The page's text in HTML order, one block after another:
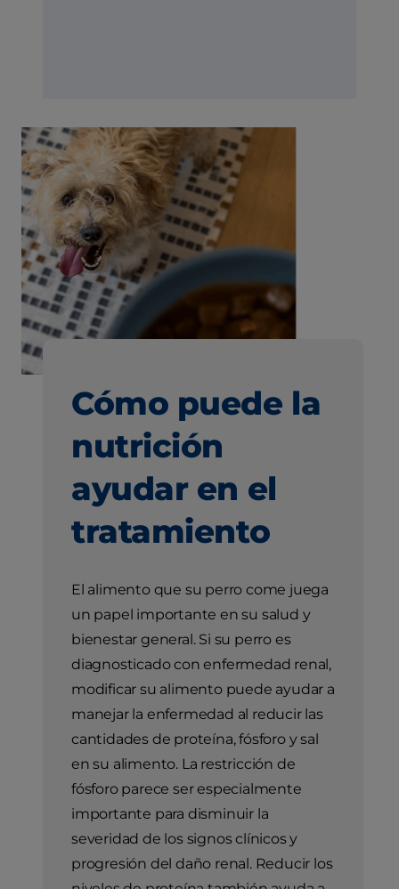
Cómo puede la
nutrición
ayudar en el
tratamiento
El alimento que su perro come juega
un papel importante en su salud y
bienestar general. Si su perro es
diagnosticado con enfermedad renal,
modificar su alimento puede ayudar a
manejar la enfermedad al reducir las
cantidades de proteína, fósforo y sal
en su alimento. La restricción de
fósforo parece ser especialmente
importante para disminuir la
severidad de los signos clínicos y
progresión del daño renal. Reducir los